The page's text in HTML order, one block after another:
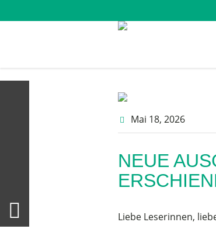
Mai 18, 2026
NEUE
Liebe Leserinnen,